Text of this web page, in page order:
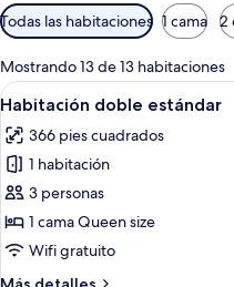
Filtros
disponibles
para
las
habitaciones
Todas las habitaciones 1 cama 2
Mostrando 13 de 13 habitaciones
Abrir
todas
las
fotos
de
Habitación
doble
6
Habitación doble estándar
366 pies cuadrados
1 habitación
3 personas
1 cama Queen size
Wifi gratuito
Más